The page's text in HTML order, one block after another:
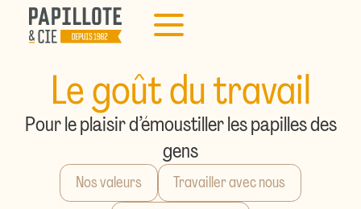
Le goût du travail
Pour le plaisir d’émoustiller les papilles des
gens
Nos valeurs
Travailler avec nous